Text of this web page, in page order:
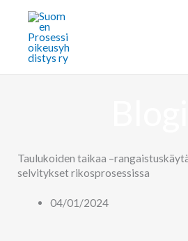
sisältöön
Taulukoiden taikaa
selvitykset rikosprosessissa
04/01/2024